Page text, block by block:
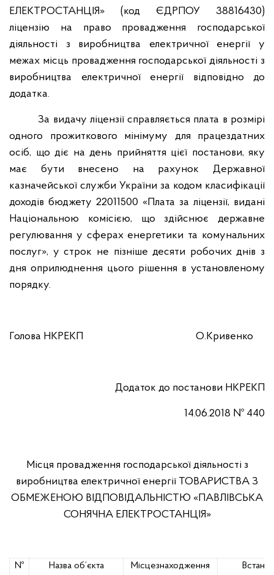
ЕЛЕКТРОСТАНЦІЯ» (код ЄДРПОУ 38816430)
ліцензію на право провадження господарської
діяльності з виробництва електричної енергії у
межах місць провадження господарської діяльності з
виробництва електричної енергії відповідно до
додатка.
За видачу ліцензії справляється плата в розмірі
одного прожиткового мінімуму для працездатних
осіб, що діє на день прийняття цієї постанови, яку
має бути внесено на рахунок Державної
казначейської служби України за кодом класифікації
доходів бюджету 22011500 «Плата за ліцензії, видані
Національною комісією, що здійснює державне
регулювання у сферах енергетики та комунальних
послуг», у строк не пізніше десяти робочих днів з
дня оприлюднення цього рішення в установленому
порядку.
Голова НКРЕКП О.Кривенко
Додаток до постанови НКРЕКП
14.06.2018 № 440
Місця провадження господарської діяльності з
виробництва електричної енергії ТОВАРИСТВА З
ОБМЕЖЕНОЮ ВІДПОВІДАЛЬНІСТЮ «ПАВЛІВСЬКА
СОНЯЧНА ЕЛЕКТРОСТАНЦІЯ»
№
Назва об’єкта
Місцезнаходження